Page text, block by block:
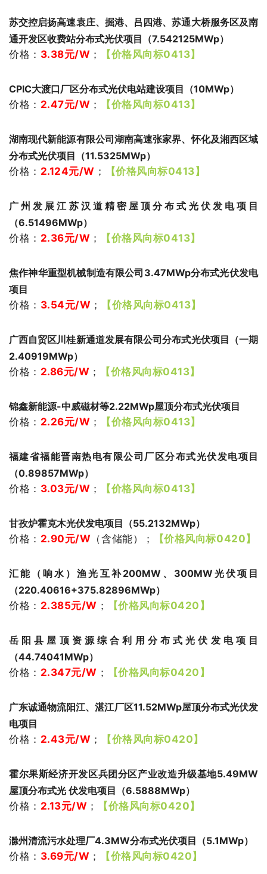
苏交控启扬高速袁庄、掘港、吕四港、苏通大桥服务区及南
通开发区收费站分布式光伏项目（7.542125MWp）
价格： 3.38元/W ； 【价格风向标0413】
CPIC大渡口厂区分布式光伏电站建设项目（10MWp）
价格： 2.47元/W ； 【价格风向标0413】
湖南现代新能源有限公司湖南高速张家界、怀化及湘西区域
分布式光伏项目（11.5325MWp）
价格： 2.124元/W ； 【价格风向标0413】
广州发展江苏汉道精密屋顶分布式光伏发电项目
（6.51496MWp）
价格： 2.36元/W ； 【价格风向标0413】
焦作神华重型机械制造有限公司3.47MWp分布式光伏发电
项目
价格： 3.54元/W ； 【价格风向标0413】
广西自贸区川桂新通道发展有限公司分布式光伏项目（一期
2.40919MWp）
价格： 2.86元/W ； 【价格风向标0413】
锦鑫新能源-中威磁材等2.22MWp屋顶分布式光伏项目
价格： 2.26元/W ； 【价格风向标0413】
福建省福能晋南热电有限公司厂区分布式光伏发电项目
（0.89857MWp）
价格： 3.03元/W ； 【价格风向标0413】
甘孜炉霍克木光伏发电项目（55.2132MWp）
价格： 2.90元/W （含储能） ； 【价格风向标0420】
汇能（响水）渔光互补200MW、300MW光伏项目
（220.40616+375.82896MWp）
价格： 2.385元/W ； 【价格风向标0420】
岳阳县屋顶资源综合利用分布式光伏发电项目
（44.74041MWp）
价格： 2.347元/W ； 【价格风向标0420】
广东诚通物流阳江、湛江厂区11.52MWp屋顶分布式光伏发
电项目
价格： 2.43元/W ； 【价格风向标0420】
霍尔果斯经济开发区兵团分区产业改造升级基地5.49MW
屋顶分布式光 伏发电项⽬（6.5888MWp）
价格： 2.13元/W ； 【价格风向标0420】
滁州清流污水处理厂4.3MW分布式光伏项目（5.1MWp）
价格： 3.69元/W ； 【价格风向标0420】